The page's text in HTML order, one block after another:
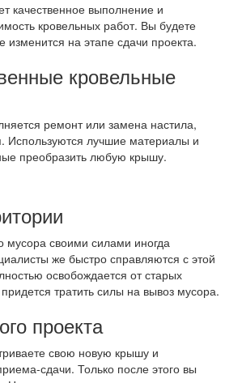
качественное выполнение и
кровельных работ. Вы будете
изменится на этапе сдачи проекта.
кровельные
ремонт или замена настила,
Используются лучшие материалы и
преобразить любую крышу.
мусора своими силами иногда
же быстро справляются с этой
освобождается от старых
тратить силы на вывоз мусора.
проекта
свою новую крышу и
сдачи. Только после этого вы